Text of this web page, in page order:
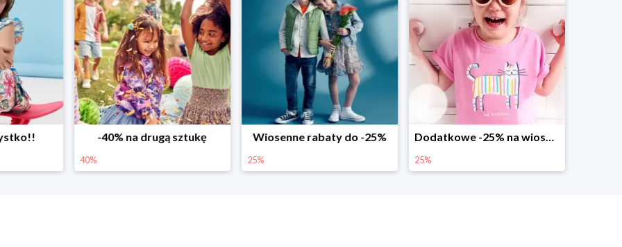
-40% na drugą sztukę
40%
Wiosenne rabaty do -25%
25%
Dodatkowe -25% na wiosenne nowości
25%